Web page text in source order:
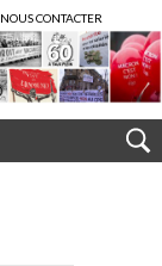
NOUS CONTACTER